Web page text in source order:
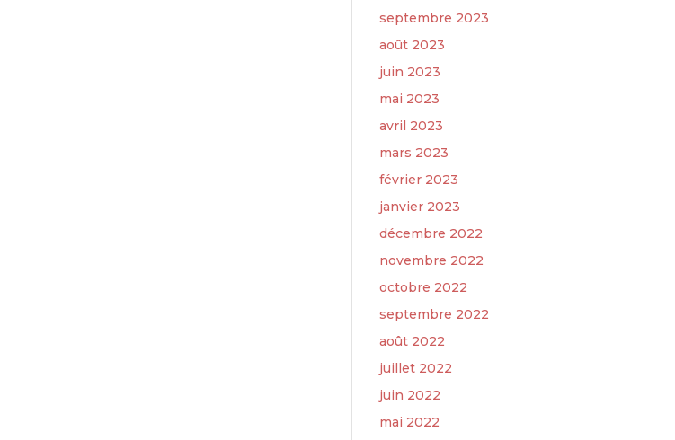
septembre 2023
août 2023
juin 2023
mai 2023
avril 2023
mars 2023
février 2023
janvier 2023
décembre 2022
novembre 2022
octobre 2022
septembre 2022
août 2022
juillet 2022
juin 2022
mai 2022